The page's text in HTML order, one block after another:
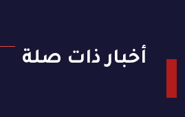
أخبار ذات صلة